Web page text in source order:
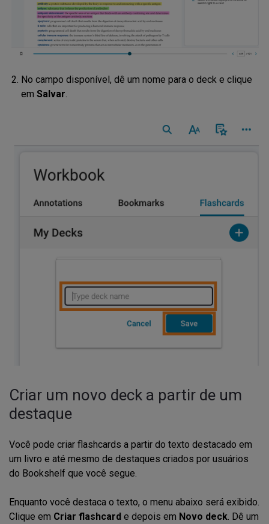
No campo disponível, dê um nome para o deck e clique
em Salvar.
Criar um novo deck a partir de um
destaque
Você pode criar flashcards a partir do texto destacado em
um livro e até mesmo de destaques criados por usuários
do Bookshelf que você segue.
Enquanto você destaca o texto, o menu abaixo será exibido.
Clique em Criar flashcard e depois em Novo deck . Dê um